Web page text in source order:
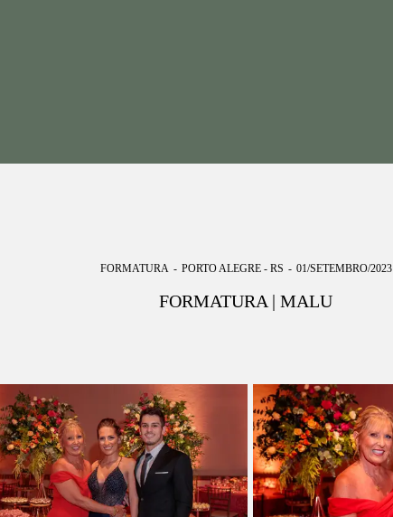
FORMATURA PORTO ALEGRE - RS 01/SETEMBRO/2023
FORMATURA | MALU